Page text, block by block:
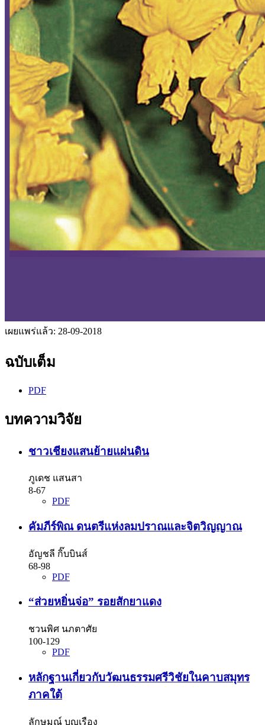
เผยแพร่แล้ว: 28-09-2018
ฉบับเต็ม
PDF
บทความวิจัย
ชาวเชียงแสนย้ายแผ่นดิน
ภูเดช แสนสา
8-67
PDF
คัมภีร์พิณ ดนตรีแห่งลมปราณและจิตวิญญาณ
อัญชลี กิ๊บบินส์
68-98
PDF
“ส่วยหยิ่นจ่อ” รอยสักยาแดง
ชวนพิศ นภตาศัย
100-129
PDF
หลักฐานเกี่ยวกับวัฒนธรรมศรีวิชัยในคาบสมุทร
ภาคใต้
ลักษมณ์ บุญเรือง